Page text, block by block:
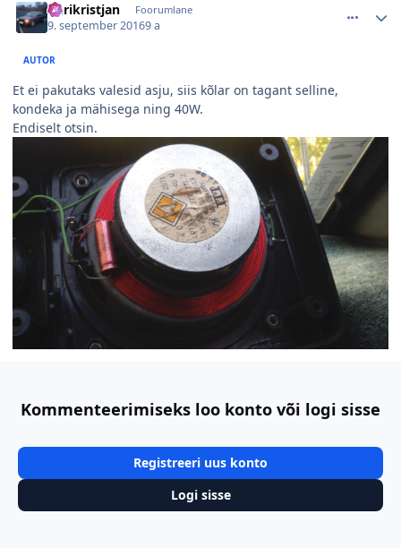
kurikristjan Foorumlane
9. september 20169 a
AUTOR
Et ei pakutaks valesid asju, siis kõlar on tagant selline,
kondeka ja mähisega ning 40W.
Endiselt otsin.
Kommenteerimiseks loo konto või logi sisse
Registreeri uus konto
Logi sisse